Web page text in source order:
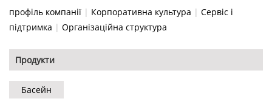
профіль компанії | Корпоративна культура | Сервіс і
підтримка | Організаційна структура
Продукти
Басейн